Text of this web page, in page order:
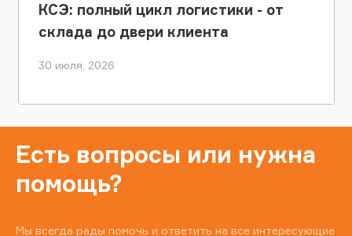
КСЭ: полный цикл логистики - от
склада до двери клиента
30 июля, 2026
Есть вопросы или нужна
помощь?
Мы всегда рады помочь и ответить на все интересующие